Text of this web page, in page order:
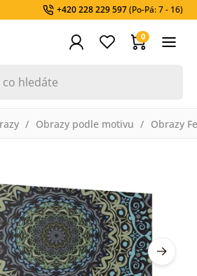
+420 228 229 597(Po-Pá: 7 - 16)
0
Obrazy podle motivu Obrazy